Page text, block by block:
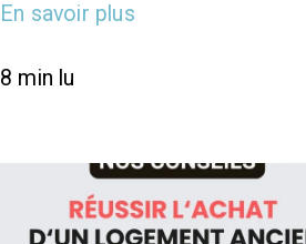
En savoir plus
8 min lu